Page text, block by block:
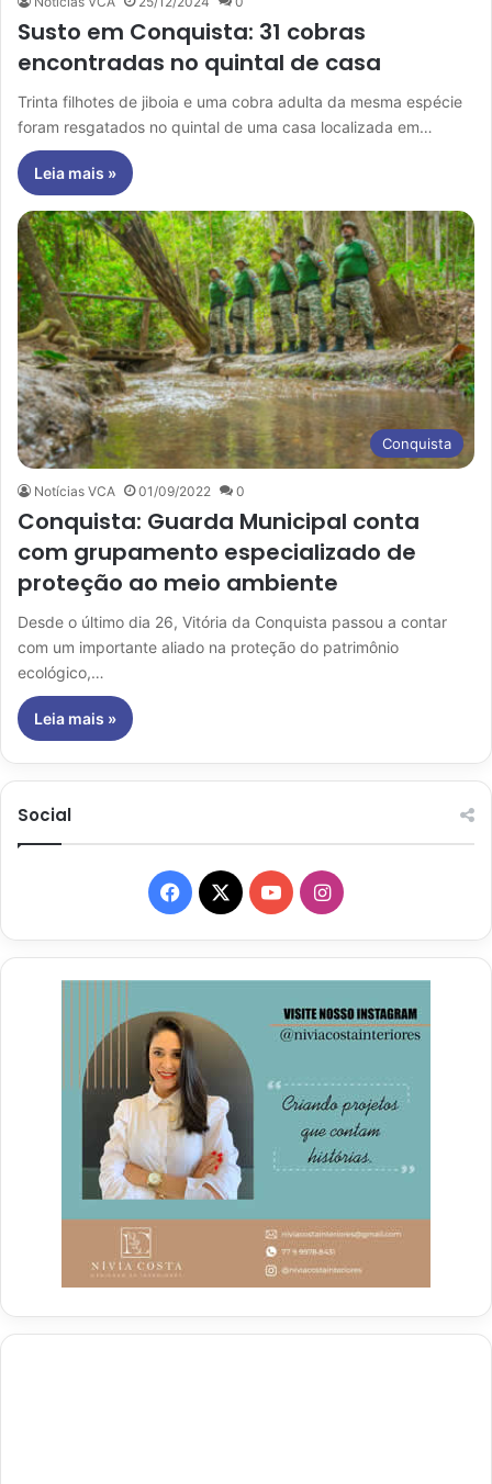
Susto em Conquista: 31 cobras
encontradas no quintal de casa
Trinta filhotes de jiboia e uma cobra adulta da mesma espécie
foram resgatados no quintal de uma casa localizada em…
Leia mais »
Conquista
Notícias VCA 01/09/2022 0
Conquista: Guarda Municipal conta
com grupamento especializado de
proteção ao meio ambiente
Desde o último dia 26, Vitória da Conquista passou a contar
com um importante aliado na proteção do patrimônio
ecológico,…
Leia mais »
Social
Facebook
X YouTubeInstagram